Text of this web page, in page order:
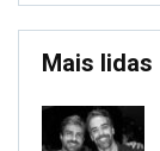
Mais lidas